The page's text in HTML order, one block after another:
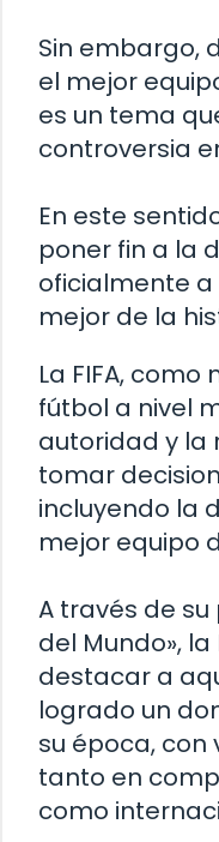
Sin embargo,
el mejor
es un tema
controversia
En este
poner fin a la
oficialmente a
mejor de la
La FIFA,
fútbol a nivel
autoridad y la
tomar
incluyendo la
mejor equipo
A través de su
del Mundo»,
destacar a
logrado un
su época, con
tanto en
como